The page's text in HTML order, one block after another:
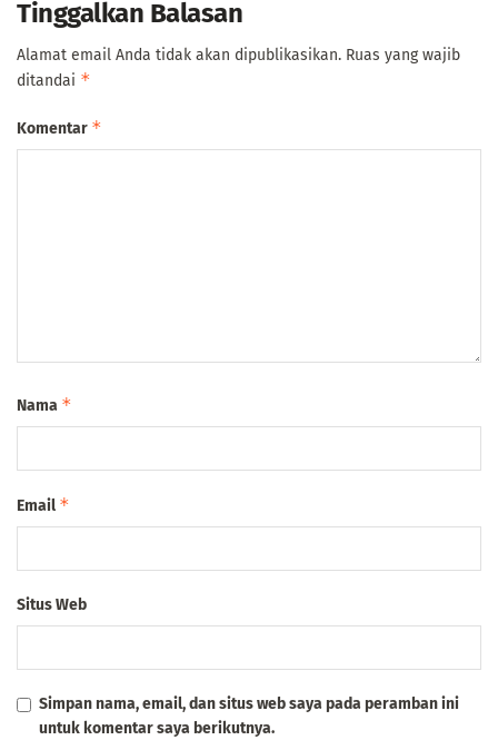
Tinggalkan Balasan
Alamat email Anda tidak akan dipublikasikan. Ruas yang wajib
ditandai *
Komentar *
Nama *
Email *
Situs Web
Simpan nama, email, dan situs web saya pada peramban ini
untuk komentar saya berikutnya.